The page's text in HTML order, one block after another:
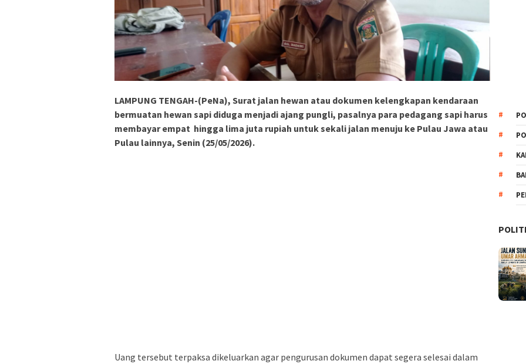
LAMPUNG TENGAH-(PeNa), Surat jalan hewan atau dokumen kelengkapan kendaraan
bermuatan hewan sapi diduga menjadi ajang pungli, pasalnya para pedagang sapi harus
membayar empat hingga lima juta rupiah untuk sekali jalan menuju ke Pulau Jawa atau
Pulau lainnya, Senin (25/05/2026).
Uang tersebut terpaksa dikeluarkan agar pengurusan dokumen dapat segera selesai dalam